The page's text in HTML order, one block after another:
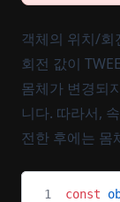
객체의 위치/회
회전 값이
몸체가 변경되
니다. 따라서,
전한 후에는 몸
const